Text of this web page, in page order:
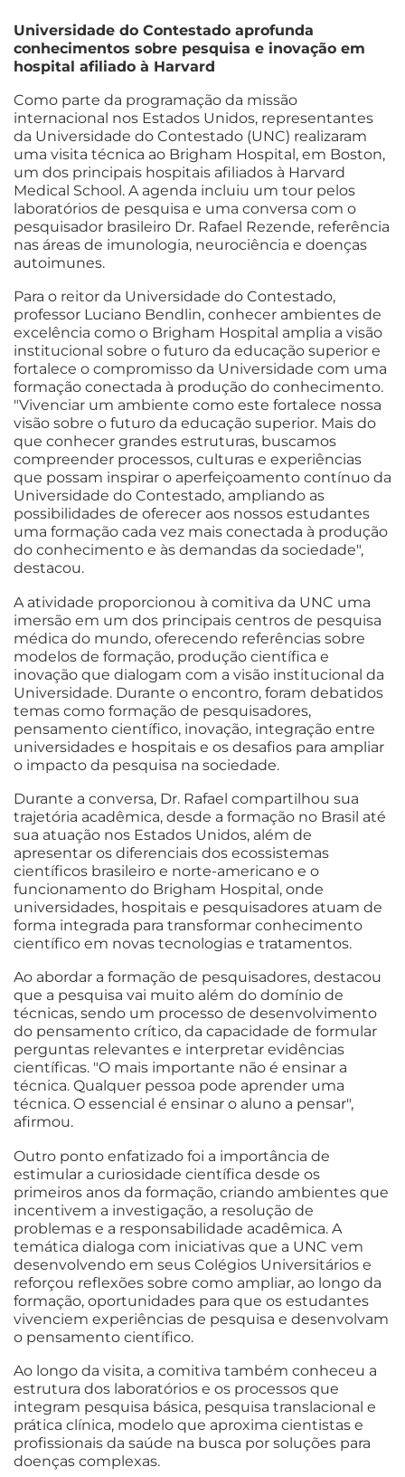
Universidade do Contestado aprofunda
conhecimentos sobre pesquisa e inovação em
hospital afiliado à Harvard
Como parte da programação da missão
internacional nos Estados Unidos, representantes
da Universidade do Contestado (UNC) realizaram
uma visita técnica ao Brigham Hospital, em Boston,
um dos principais hospitais afiliados à Harvard
Medical School. A agenda incluiu um tour pelos
laboratórios de pesquisa e uma conversa com o
pesquisador brasileiro Dr. Rafael Rezende, referência
nas áreas de imunologia, neurociência e doenças
autoimunes.
Para o reitor da Universidade do Contestado,
professor Luciano Bendlin, conhecer ambientes de
excelência como o Brigham Hospital amplia a visão
institucional sobre o futuro da educação superior e
fortalece o compromisso da Universidade com uma
formação conectada à produção do conhecimento.
"Vivenciar um ambiente como este fortalece nossa
visão sobre o futuro da educação superior. Mais do
que conhecer grandes estruturas, buscamos
compreender processos, culturas e experiências
que possam inspirar o aperfeiçoamento contínuo da
Universidade do Contestado, ampliando as
possibilidades de oferecer aos nossos estudantes
uma formação cada vez mais conectada à produção
do conhecimento e às demandas da sociedade",
destacou.
A atividade proporcionou à comitiva da UNC uma
imersão em um dos principais centros de pesquisa
médica do mundo, oferecendo referências sobre
modelos de formação, produção científica e
inovação que dialogam com a visão institucional da
Universidade. Durante o encontro, foram debatidos
temas como formação de pesquisadores,
pensamento científico, inovação, integração entre
universidades e hospitais e os desafios para ampliar
o impacto da pesquisa na sociedade.
Durante a conversa, Dr. Rafael compartilhou sua
trajetória acadêmica, desde a formação no Brasil até
sua atuação nos Estados Unidos, além de
apresentar os diferenciais dos ecossistemas
científicos brasileiro e norte-americano e o
funcionamento do Brigham Hospital, onde
universidades, hospitais e pesquisadores atuam de
forma integrada para transformar conhecimento
científico em novas tecnologias e tratamentos.
Ao abordar a formação de pesquisadores, destacou
que a pesquisa vai muito além do domínio de
técnicas, sendo um processo de desenvolvimento
do pensamento crítico, da capacidade de formular
perguntas relevantes e interpretar evidências
científicas. "O mais importante não é ensinar a
técnica. Qualquer pessoa pode aprender uma
técnica. O essencial é ensinar o aluno a pensar",
afirmou.
Outro ponto enfatizado foi a importância de
estimular a curiosidade científica desde os
primeiros anos da formação, criando ambientes que
incentivem a investigação, a resolução de
problemas e a responsabilidade acadêmica. A
temática dialoga com iniciativas que a UNC vem
desenvolvendo em seus Colégios Universitários e
reforçou reflexões sobre como ampliar, ao longo da
formação, oportunidades para que os estudantes
vivenciem experiências de pesquisa e desenvolvam
o pensamento científico.
Ao longo da visita, a comitiva também conheceu a
estrutura dos laboratórios e os processos que
integram pesquisa básica, pesquisa translacional e
prática clínica, modelo que aproxima cientistas e
profissionais da saúde na busca por soluções para
doenças complexas.